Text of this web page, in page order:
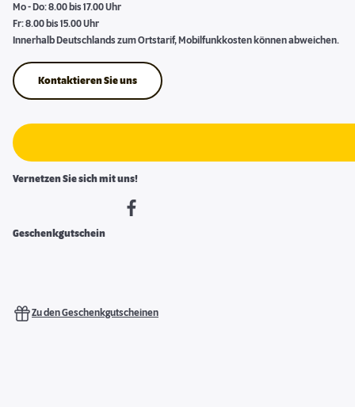
Mo - Do: 8.00 bis 17.00 Uhr
Fr: 8.00 bis 15.00 Uhr
Innerhalb Deutschlands zum Ortstarif, Mobilfunkkosten können abweichen.
Kontaktieren Sie uns
Vernetzen Sie sich mit uns!
Geschenkgutschein
Zu den Geschenkgutscheinen